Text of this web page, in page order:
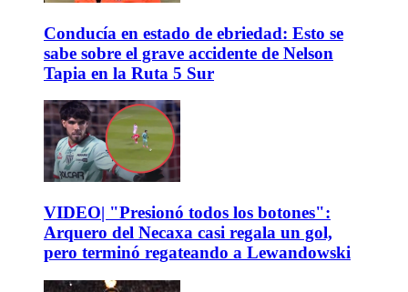
Conducía en estado de ebriedad: Esto se
sabe sobre el grave accidente de Nelson
Tapia en la Ruta 5 Sur
VIDEO| "Presionó todos los botones":
Arquero del Necaxa casi regala un gol,
pero terminó regateando a Lewandowski